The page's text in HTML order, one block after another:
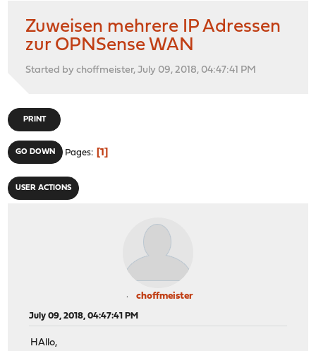
Zuweisen mehrere IP Adressen
zur OPNSense WAN
Started by choffmeister, July 09, 2018, 04:47:41 PM
PRINT
GO DOWN Pages 1
USER ACTIONS
choffmeister
July 09, 2018, 04:47:41 PM
HAllo,